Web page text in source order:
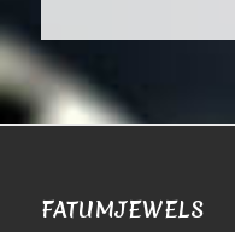
FATUMJEWELS